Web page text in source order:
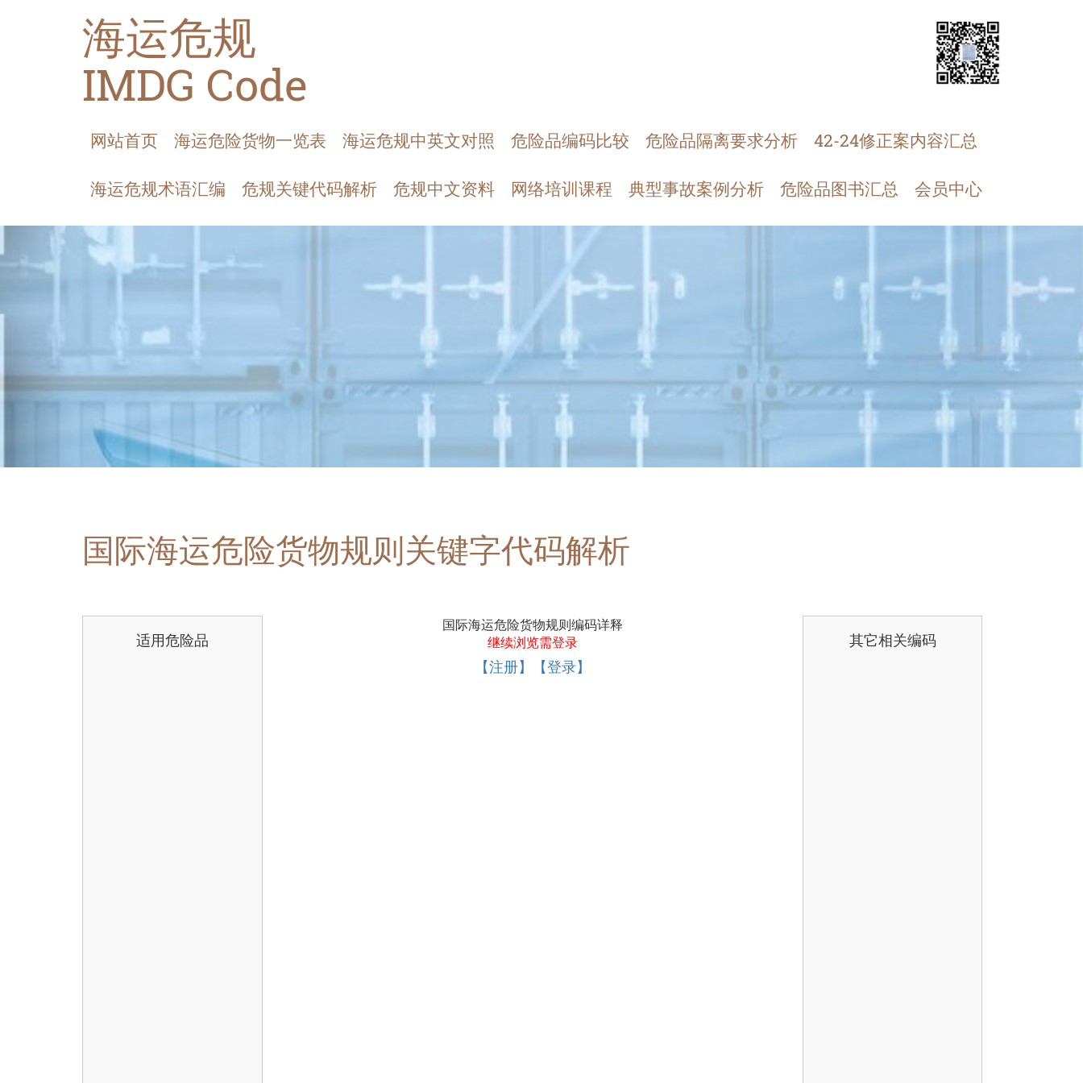
海运危规
IMDG Code
网站首页 海运危险货物一览表 海运危规中英文对照 危险品编码比较 危险品隔离要求分析 42-24修正案内容汇总
海运危规术语汇编 危规关键代码解析 危规中文资料 网络培训课程 典型事故案例分析 危险品图书汇总 会员中心
国际海运危险货物规则关键字代码解析
适用危险品
国际海运危险货物规则编码详释
继续浏览需登录
【注册】【登录】
其它相关编码